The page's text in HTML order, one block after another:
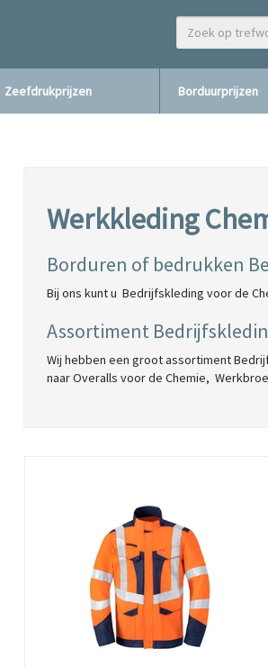
Zeefdrukprijzen Borduurprijzen
Werkkleding
Borduren of bedrukken
Bij ons kunt u Bedrijfskleding voor de
Assortiment
Wij hebben een groot assortiment
naar Overalls voor de Chemie,